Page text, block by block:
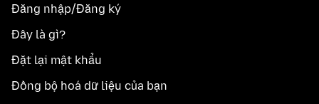
Đăng nhập/Đăng ký
Đây là gì?
Đặt lại mật khẩu
Đồng bộ hoá dữ liệu của bạn